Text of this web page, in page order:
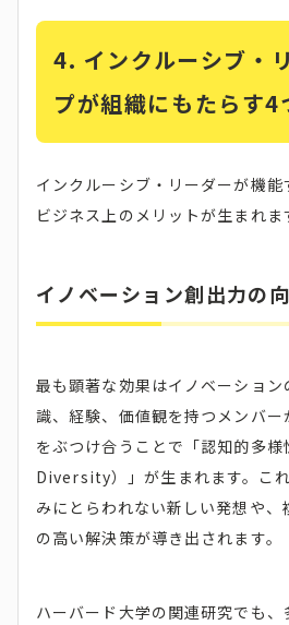
4. インクルーシブ・
プが組織にもたらす4
インクルーシブ・リーダーが機
ビジネス上のメリットが生まれま
イノベーション創出力の
最も顕著な効果はイノベーショ
識、経験、価値観を持つメンバ
をぶつけ合うことで「認知的多
Diversity）」が生まれます。こ
みにとらわれない新しい発想や
の高い解決策が導き出されます。
ハーバード大学の関連研究でも